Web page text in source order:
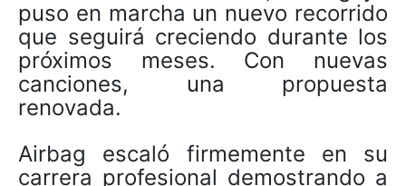
puso en marcha un nuevo recorrido
que seguirá creciendo durante los
próximos meses. Con nuevas
canciones, una propuesta
renovada.
Airbag escaló firmemente en su
carrera profesional demostrando a